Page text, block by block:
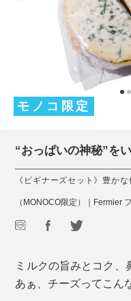
モノコ限定
“おっぱいの神秘”を
《ビギナーズセット》豊か
（MONOCO限定）｜Fermier
ミルクの旨みとコク、
あぁ、チーズってこん